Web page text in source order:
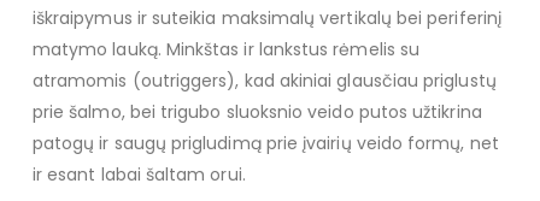
iškraipymus ir suteikia maksimalų vertikalų bei periferinį
matymo lauką. Minkštas ir lankstus rėmelis su
atramomis (outriggers), kad akiniai glausčiau priglustų
prie šalmo, bei trigubo sluoksnio veido putos užtikrina
patogų ir saugų prigludimą prie įvairių veido formų, net
ir esant labai šaltam orui.